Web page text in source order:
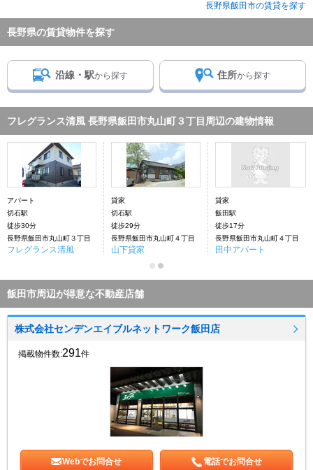
長野県飯田市の賃貸を探す
長野県の賃貸物件を探す
沿線・駅から探す 住所から探す
フレグランス清風 長野県飯田市丸山町３丁目周辺の建物情報
アパート
切石駅
徒歩30分
長野県飯田市丸山町３丁目
フレグランス清風
貸家
切石駅
徒歩29分
長野県飯田市丸山町４丁目
山下貸家
貸家
飯田駅
徒歩17分
長野県飯田市丸山町４丁目
田中アパート
飯田市周辺が得意な不動産店舗
株式会社センデンエイブルネットワーク飯田店
掲載物件数:291件
Webでお問合せ 電話でお問合せ